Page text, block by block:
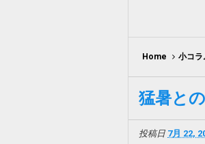
Home 小コラ
猛暑と
投稿日 7月 22,